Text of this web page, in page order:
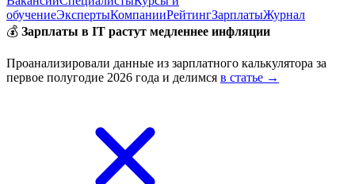
обучениеЭкспертыКомпанииРейтингЗарплатыЖурнал
💰 Зарплаты в IT растут медленнее инфляции
Проанализировали данные из зарплатного калькулятора за
первое полугодие 2026 года и делимся в статье →